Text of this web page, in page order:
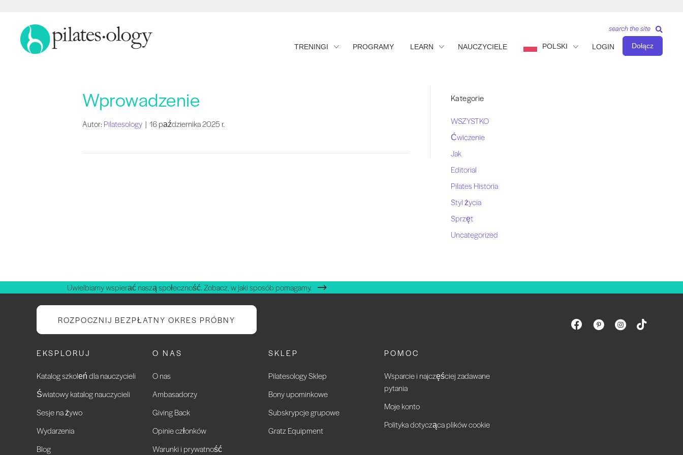
TRENINGI PROGRAMY LEARN NAUCZYCIELE POLSKI LOGIN Dołącz
search the site
Wprowadzenie
Autor:Pilatesology | 16 października 2025 r.
Kategorie
WSZYSTKO
Ćwiczenie
Jak
Editorial
Pilates Historia
Styl życia
Sprzęt
Uncategorized
Uwielbiamy wspierać naszą społeczność. Zobacz, w jaki sposób pomagamy.
ROZPOCZNIJ BEZPŁATNY OKRES PRÓBNY
EKSPLORUJ
Katalog szkoleń dla nauczycieli
Światowy katalog nauczycieli
Sesje na żywo
Wydarzenia
Blog
O NAS
O nas
Ambasadorzy
Giving Back
Opinie członków
Warunki i prywatność
SKLEP
Pilatesology Sklep
Bony upominkowe
Subskrypcje grupowe
Gratz Equipment
POMOC
Wsparcie i najczęściej zadawane
pytania
Moje konto
Polityka dotycząca plików cookie